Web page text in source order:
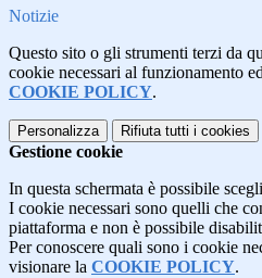
Notizie
Questo sito o gli strumenti terzi da
cookie necessari al funzionamento
COOKIE POLICY.
Personalizza Rifiuta tutti i cookies
Gestione cookie
In questa schermata è possibile
I cookie necessari sono quelli che
piattaforma e non è possibile
Per conoscere quali sono i cookie
visionare la COOKIE POLICY.